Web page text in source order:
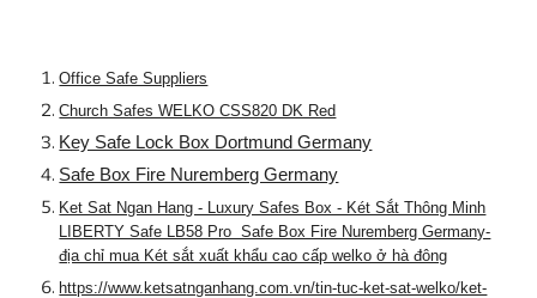
Office Safe Suppliers
Church Safes WELKO CSS820 DK Red
Key Safe Lock Box Dortmund Germany
Safe Box Fire Nuremberg Germany
Ket Sat Ngan Hang - Luxury Safes Box - Két Sắt Thông Minh
LIBERTY Safe LB58 Pro Safe Box Fire Nuremberg Germany-
địa chỉ mua Két sắt xuất khẩu cao cấp welko ở hà đông
https://www.ketsatnganhang.com.vn/tin-tuc-ket-sat-welko/ket-